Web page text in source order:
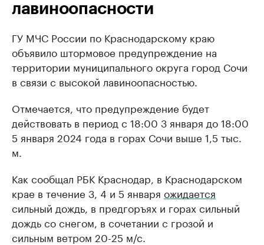
лавиноопасности
ГУ МЧС России по Краснодарскому краю
объявило штормовое предупреждение на
территории муниципального округа город Сочи
в связи с высокой лавиноопасностью.
Отмечается, что предупреждение будет
действовать в период с 18:00 3 января до 18:00
5 января 2024 года в горах Сочи выше 1,5 тыс.
м.
Как сообщал РБК Краснодар, в Краснодарском
крае в течение 3, 4 и 5 января ожидается
сильный дождь, в предгоръях и горах сильный
дождь со снегом, в сочетании с грозой и
сильным ветром 20-25 м/с.